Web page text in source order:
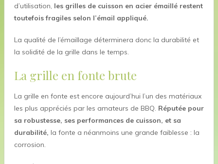
d’utilisation, les grilles de cuisson en acier émaillé restent
toutefois fragiles selon l’émail appliqué.
La qualité de l’émaillage déterminera donc la durabilité et
la solidité de la grille dans le temps.
La grille en fonte brute
La grille en fonte est encore aujourd’hui l’un des matériaux
les plus appréciés par les amateurs de BBQ. Réputée pour
sa robustesse, ses performances de cuisson, et sa
durabilité, la fonte a néanmoins une grande faiblesse : la
corrosion.